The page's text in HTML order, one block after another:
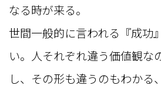
なる時が来る。
世間一般的に言われる『成功
い。人それぞれ違う価値観な
し、その形も違うのもわかる